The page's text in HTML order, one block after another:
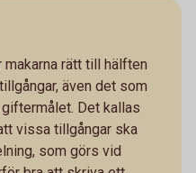
rätt till hälften
även det som
Det kallas
vissa tillgångar ska
som görs vid